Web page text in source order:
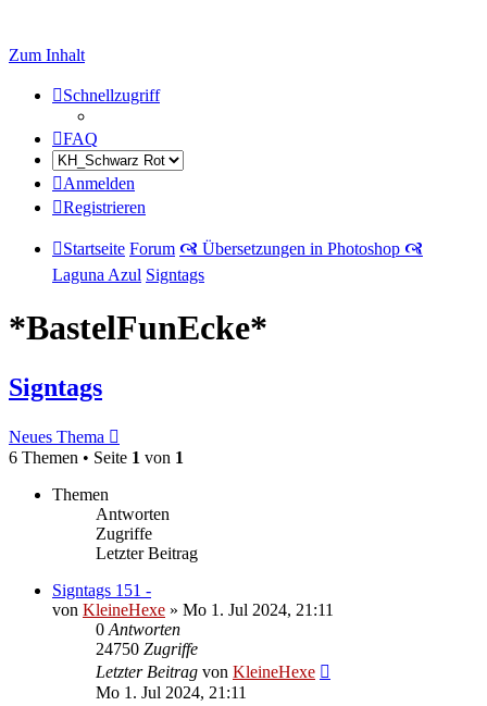
Zum Inhalt
Schnellzugriff
FAQ
Anmelden
Registrieren
Startseite Forum 🙧 Übersetzungen in Photoshop 🙧
Laguna Azul Signtags
*BastelFunEcke*
Signtags
Neues Thema
6 Themen • Seite 1 von 1
Themen
Antworten
Zugriffe
Letzter Beitrag
Signtags 151 -
von KleineHexe » Mo 1. Jul 2024, 21:11
0 Antworten
24750 Zugriffe
Letzter Beitrag von KleineHexe
Mo 1. Jul 2024, 21:11